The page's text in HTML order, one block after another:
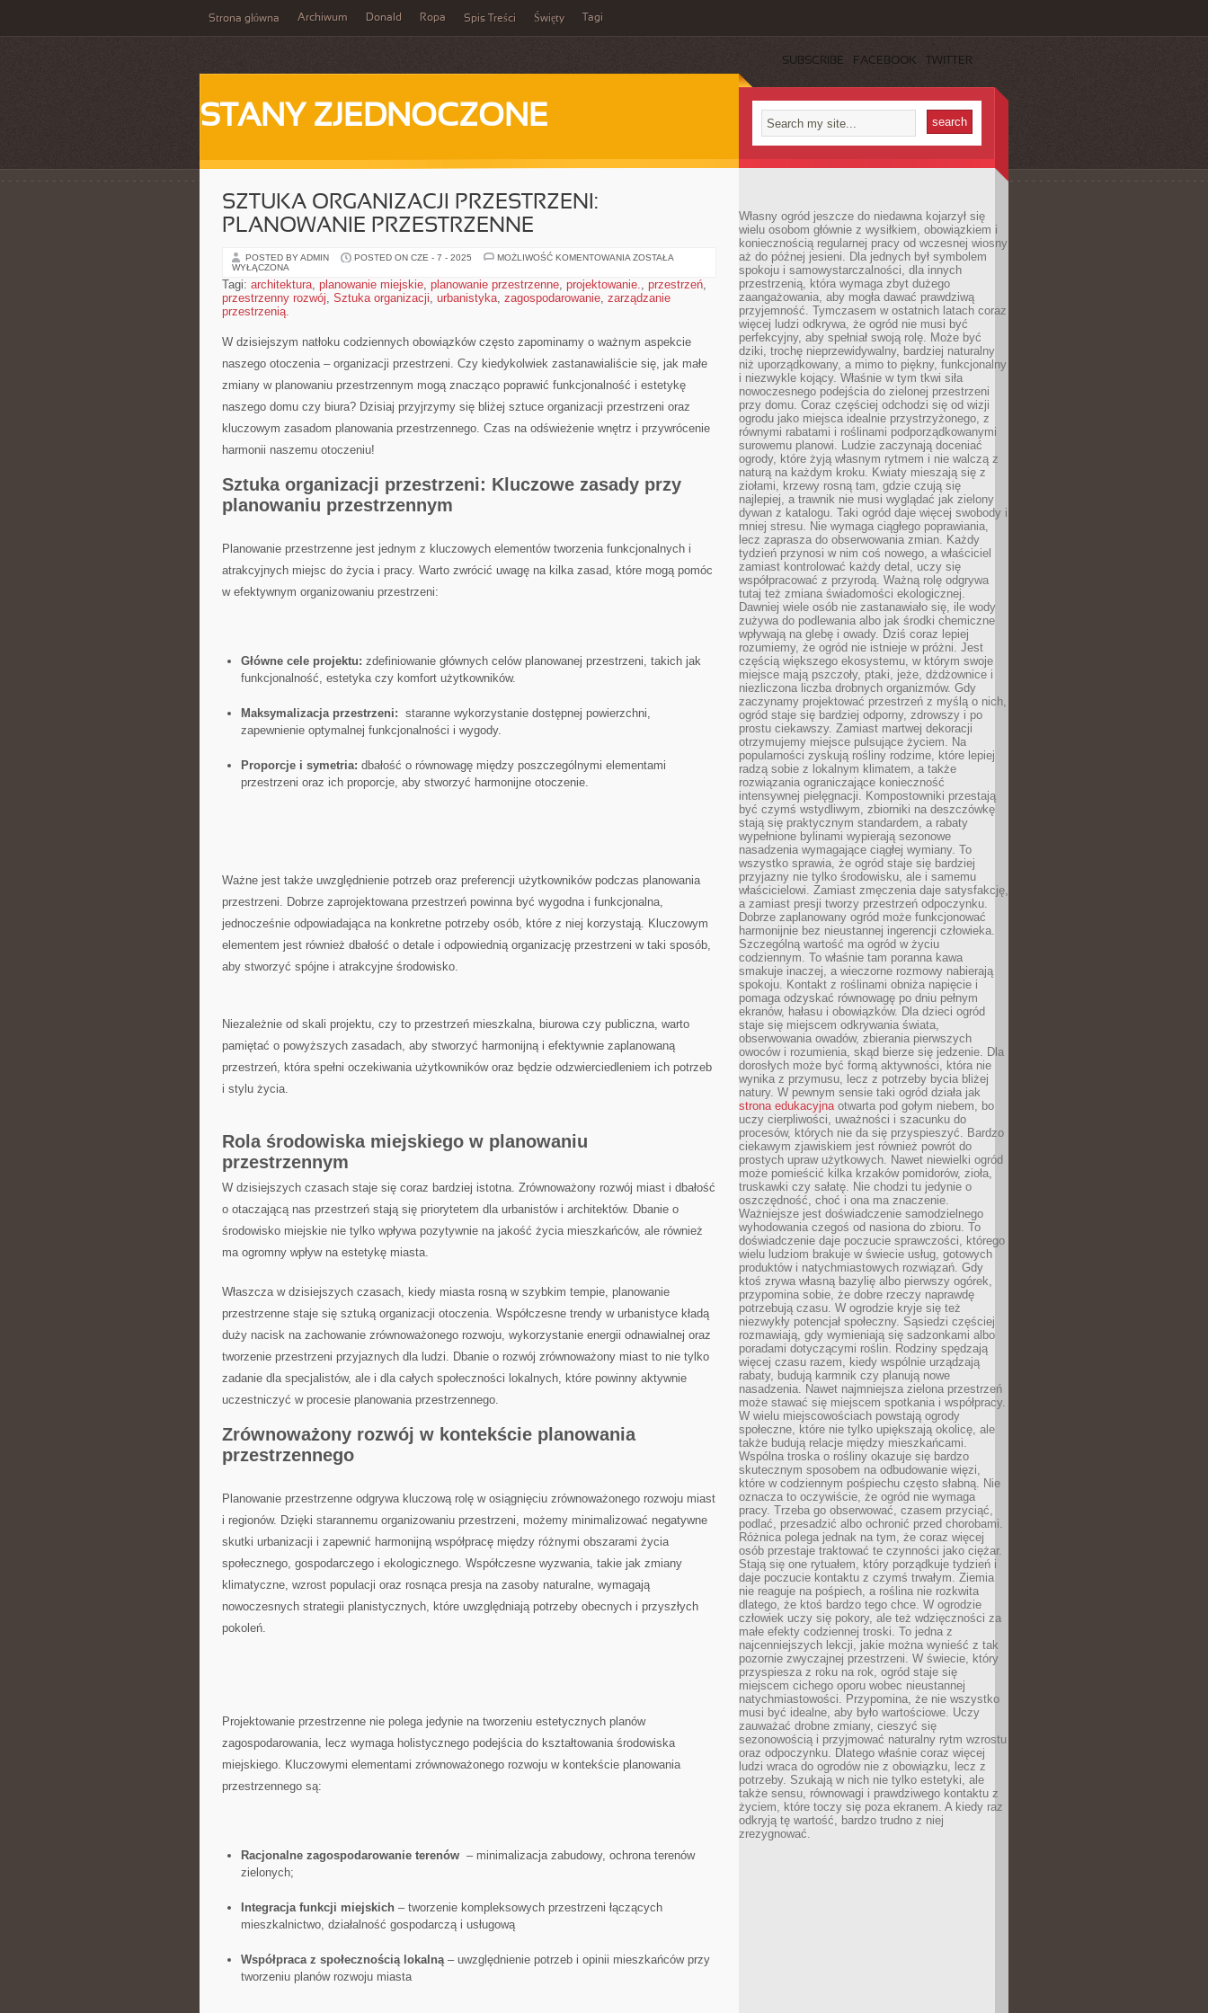
Strona główna Archiwum Donald Ropa Spis Treści Święty Tagi
SUBSCRIBE FACEBOOK TWITTER
STANY ZJEDNOCZONE
SZTUKA ORGANIZACJI PRZESTRZENI:
PLANOWANIE PRZESTRZENNE
POSTED BY ADMIN POSTED ON CZE - 7 - 2025 MOŻLIWOŚĆ KOMENTOWANIA SZTUKA
PLANOWANIE
PRZESTRZENNE
ZOSTAŁA
WYŁĄCZONA
Tagi: architektura, planowanie miejskie, planowanie przestrzenne, projektowanie., przestrzeń,
przestrzenny rozwój, Sztuka organizacji, urbanistyka, zagospodarowanie, zarządzanie
przestrzenią.
W dzisiejszym ‌natłoku codziennych obowiązków często zapominamy o‌ ważnym aspekcie
naszego⁢ otoczenia – ‌organizacji przestrzeni. ​Czy kiedykolwiek zastanawialiście się, jak małe
‍zmiany w planowaniu przestrzennym mogą znacząco poprawić funkcjonalność i estetykę
naszego domu⁤ czy biura? Dzisiaj ⁢przyjrzymy się bliżej ⁤sztuce organizacji przestrzeni⁤ oraz
kluczowym zasadom planowania przestrzennego. Czas na ​odświeżenie⁤ wnętrz i przywrócenie⁤
harmonii naszemu otoczeniu!
Sztuka ⁣organizacji przestrzeni: Kluczowe zasady przy‍
planowaniu‍ przestrzennym
Planowanie przestrzenne jest jednym‌ z kluczowych elementów tworzenia funkcjonalnych i
atrakcyjnych miejsc do ⁢życia i pracy. ⁣Warto zwrócić uwagę na kilka ‍zasad, które mogą pomóc
⁣w efektywnym organizowaniu⁢ przestrzeni:
Główne cele projektu: zdefiniowanie ⁤głównych celów planowanej przestrzeni, ‍takich jak
funkcjonalność, estetyka czy komfort użytkowników.
Maksymalizacja przestrzeni: ⁢ staranne wykorzystanie dostępnej powierzchni,
zapewnienie optymalnej funkcjonalności i wygody.
Proporcje i symetria: dbałość o równowagę między poszczególnymi elementami
przestrzeni oraz⁤ ich⁢ proporcje, aby stworzyć harmonijne otoczenie.
Ważne jest także uwzględnienie ⁤potrzeb oraz preferencji użytkowników podczas planowania
przestrzeni. Dobrze zaprojektowana przestrzeń‍ powinna ⁤być wygodna i funkcjonalna,
jednocześnie odpowiadająca na ‍konkretne potrzeby osób, które z niej korzystają. Kluczowym
elementem jest również dbałość ⁤o detale⁣ i odpowiednią organizację przestrzeni ​w taki sposób,
aby ⁢stworzyć spójne i​ atrakcyjne⁣ środowisko.
Niezależnie od skali‍ projektu, czy to przestrzeń mieszkalna, biurowa czy publiczna,‌ warto
pamiętać o powyższych ⁢zasadach, aby stworzyć harmonijną i efektywnie zaplanowaną
przestrzeń, która spełni oczekiwania użytkowników oraz ‍będzie odzwierciedleniem ⁢ich potrzeb⁣
i stylu życia.
Rola środowiska miejskiego w planowaniu
przestrzennym
W dzisiejszych czasach staje się⁢ coraz bardziej istotna. ⁢Zrównoważony rozwój miast i dbałość
o⁢ otaczającą nas przestrzeń stają ⁣się priorytetem ‍dla urbanistów i architektów. ​Dbanie o⁣
środowisko miejskie ⁣nie tylko wpływa pozytywnie na⁣ jakość życia mieszkańców,⁣ ale również
ma ‍ogromny ​wpływ na estetykę miasta.
Właszcza w ‌dzisiejszych ‌czasach, kiedy ⁣miasta rosną‌ w szybkim tempie, planowanie
przestrzenne staje się sztuką organizacji otoczenia.​ Współczesne trendy⁤ w urbanistyce kładą
duży⁣ nacisk⁢ na zachowanie zrównoważonego rozwoju, wykorzystanie energii⁢ odnawialnej oraz
tworzenie przestrzeni przyjaznych dla ‌ludzi.⁣ Dbanie o rozwój zrównoważony ​miast to ​nie tylko
zadanie dla⁤ specjalistów, ale i ⁢dla‌ całych społeczności lokalnych, które‌ powinny aktywnie
uczestniczyć w procesie planowania przestrzennego.
Zrównoważony rozwój w ‌kontekście ​planowania
przestrzennego
Planowanie przestrzenne odgrywa kluczową rolę w ⁢osiągnięciu‍ zrównoważonego rozwoju miast
⁤i regionów. Dzięki starannemu organizowaniu przestrzeni, możemy minimalizować negatywne
⁢skutki urbanizacji i zapewnić‌ harmonijną​ współpracę ​między różnymi obszarami życia‌
społecznego, gospodarczego⁣ i ⁢ekologicznego.⁢ Współczesne wyzwania, takie jak zmiany
klimatyczne, wzrost populacji oraz ⁣rosnąca⁤ presja ​na zasoby naturalne, wymagają
nowoczesnych strategii planistycznych, które uwzględniają potrzeby obecnych i przyszłych
pokoleń.
Projektowanie przestrzenne nie polega ‍jedynie na ​tworzeniu​ estetycznych planów
‌zagospodarowania, lecz⁢ wymaga holistycznego podejścia do kształtowania środowiska⁤
miejskiego. Kluczowymi elementami zrównoważonego rozwoju w ‌kontekście ‍planowania
przestrzennego są:
Racjonalne⁣ zagospodarowanie⁤ terenów⁢ –‍ minimalizacja ‌zabudowy, ochrona terenów
zielonych;
Integracja funkcji miejskich–⁢ tworzenie kompleksowych ‍przestrzeni łączących
mieszkalnictwo, działalność gospodarczą i usługową
Współpraca z społecznością‌ lokalną– uwzględnienie potrzeb ‌i ‍opinii ⁢mieszkańców przy
tworzeniu planów rozwoju miasta
Własny ogród jeszcze do niedawna kojarzył się
wielu osobom głównie z wysiłkiem, obowiązkiem i
koniecznością regularnej pracy od wczesnej wiosny
aż do późnej jesieni. Dla jednych był symbolem
spokoju i samowystarczalności, dla innych
przestrzenią, która wymaga zbyt dużego
zaangażowania, aby mogła dawać prawdziwą
przyjemność. Tymczasem w ostatnich latach coraz
więcej ludzi odkrywa, że ogród nie musi być
perfekcyjny, aby spełniał swoją rolę. Może być
dziki, trochę nieprzewidywalny, bardziej naturalny
niż uporządkowany, a mimo to piękny, funkcjonalny
i niezwykle kojący. Właśnie w tym tkwi siła
nowoczesnego podejścia do zielonej przestrzeni
przy domu. Coraz częściej odchodzi się od wizji
ogrodu jako miejsca idealnie przystrzyżonego, z
równymi rabatami i roślinami podporządkowanymi
surowemu planowi. Ludzie zaczynają doceniać
ogrody, które żyją własnym rytmem i nie walczą z
naturą na każdym kroku. Kwiaty mieszają się z
ziołami, krzewy rosną tam, gdzie czują się
najlepiej, a trawnik nie musi wyglądać jak zielony
dywan z katalogu. Taki ogród daje więcej swobody i
mniej stresu. Nie wymaga ciągłego poprawiania,
lecz zaprasza do obserwowania zmian. Każdy
tydzień przynosi w nim coś nowego, a właściciel
zamiast kontrolować każdy detal, uczy się
współpracować z przyrodą. Ważną rolę odgrywa
tutaj też zmiana świadomości ekologicznej.
Dawniej wiele osób nie zastanawiało się, ile wody
zużywa do podlewania albo jak środki chemiczne
wpływają na glebę i owady. Dziś coraz lepiej
rozumiemy, że ogród nie istnieje w próżni. Jest
częścią większego ekosystemu, w którym swoje
miejsce mają pszczoły, ptaki, jeże, dżdżownice i
niezliczona liczba drobnych organizmów. Gdy
zaczynamy projektować przestrzeń z myślą o nich,
ogród staje się bardziej odporny, zdrowszy i po
prostu ciekawszy. Zamiast martwej dekoracji
otrzymujemy miejsce pulsujące życiem. Na
popularności zyskują rośliny rodzime, które lepiej
radzą sobie z lokalnym klimatem, a także
rozwiązania ograniczające konieczność
intensywnej pielęgnacji. Kompostowniki przestają
być czymś wstydliwym, zbiorniki na deszczówkę
stają się praktycznym standardem, a rabaty
wypełnione bylinami wypierają sezonowe
nasadzenia wymagające ciągłej wymiany. To
wszystko sprawia, że ogród staje się bardziej
przyjazny nie tylko środowisku, ale i samemu
właścicielowi. Zamiast zmęczenia daje satysfakcję,
a zamiast presji tworzy przestrzeń odpoczynku.
Dobrze zaplanowany ogród może funkcjonować
harmonijnie bez nieustannej ingerencji człowieka.
Szczególną wartość ma ogród w życiu
codziennym. To właśnie tam poranna kawa
smakuje inaczej, a wieczorne rozmowy nabierają
spokoju. Kontakt z roślinami obniża napięcie i
pomaga odzyskać równowagę po dniu pełnym
ekranów, hałasu i obowiązków. Dla dzieci ogród
staje się miejscem odkrywania świata,
obserwowania owadów, zbierania pierwszych
owoców i rozumienia, skąd bierze się jedzenie. Dla
dorosłych może być formą aktywności, która nie
wynika z przymusu, lecz z potrzeby bycia bliżej
natury. W pewnym sensie taki ogród działa jak
strona edukacyjnaotwarta pod gołym niebem, bo
uczy cierpliwości, uważności i szacunku do
procesów, których nie da się przyspieszyć. Bardzo
ciekawym zjawiskiem jest również powrót do
prostych upraw użytkowych. Nawet niewielki ogród
może pomieścić kilka krzaków pomidorów, zioła,
truskawki czy sałatę. Nie chodzi tu jedynie o
oszczędność, choć i ona ma znaczenie.
Ważniejsze jest doświadczenie samodzielnego
wyhodowania czegoś od nasiona do zbioru. To
doświadczenie daje poczucie sprawczości, którego
wielu ludziom brakuje w świecie usług, gotowych
produktów i natychmiastowych rozwiązań. Gdy
ktoś zrywa własną bazylię albo pierwszy ogórek,
przypomina sobie, że dobre rzeczy naprawdę
potrzebują czasu. W ogrodzie kryje się też
niezwykły potencjał społeczny. Sąsiedzi częściej
rozmawiają, gdy wymieniają się sadzonkami albo
poradami dotyczącymi roślin. Rodziny spędzają
więcej czasu razem, kiedy wspólnie urządzają
rabaty, budują karmnik czy planują nowe
nasadzenia. Nawet najmniejsza zielona przestrzeń
może stawać się miejscem spotkania i współpracy.
W wielu miejscowościach powstają ogrody
społeczne, które nie tylko upiększają okolicę, ale
także budują relacje między mieszkańcami.
Wspólna troska o rośliny okazuje się bardzo
skutecznym sposobem na odbudowanie więzi,
które w codziennym pośpiechu często słabną. Nie
oznacza to oczywiście, że ogród nie wymaga
pracy. Trzeba go obserwować, czasem przyciąć,
podlać, przesadzić albo ochronić przed chorobami.
Różnica polega jednak na tym, że coraz więcej
osób przestaje traktować te czynności jako ciężar.
Stają się one rytuałem, który porządkuje tydzień i
daje poczucie kontaktu z czymś trwałym. Ziemia
nie reaguje na pośpiech, a roślina nie rozkwita
dlatego, że ktoś bardzo tego chce. W ogrodzie
człowiek uczy się pokory, ale też wdzięczności za
małe efekty codziennej troski. To jedna z
najcenniejszych lekcji, jakie można wynieść z tak
pozornie zwyczajnej przestrzeni. W świecie, który
przyspiesza z roku na rok, ogród staje się
miejscem cichego oporu wobec nieustannej
natychmiastowości. Przypomina, że nie wszystko
musi być idealne, aby było wartościowe. Uczy
zauważać drobne zmiany, cieszyć się
sezonowością i przyjmować naturalny rytm wzrostu
oraz odpoczynku. Dlatego właśnie coraz więcej
ludzi wraca do ogrodów nie z obowiązku, lecz z
potrzeby. Szukają w nich nie tylko estetyki, ale
także sensu, równowagi i prawdziwego kontaktu z
życiem, które toczy się poza ekranem. A kiedy raz
odkryją tę wartość, bardzo trudno z niej
zrezygnować.